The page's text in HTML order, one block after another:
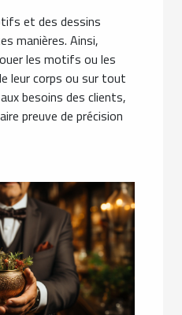
et des dessins
manières. Ainsi,
les motifs ou les
leur corps ou sur tout
besoins des clients,
preuve de précision